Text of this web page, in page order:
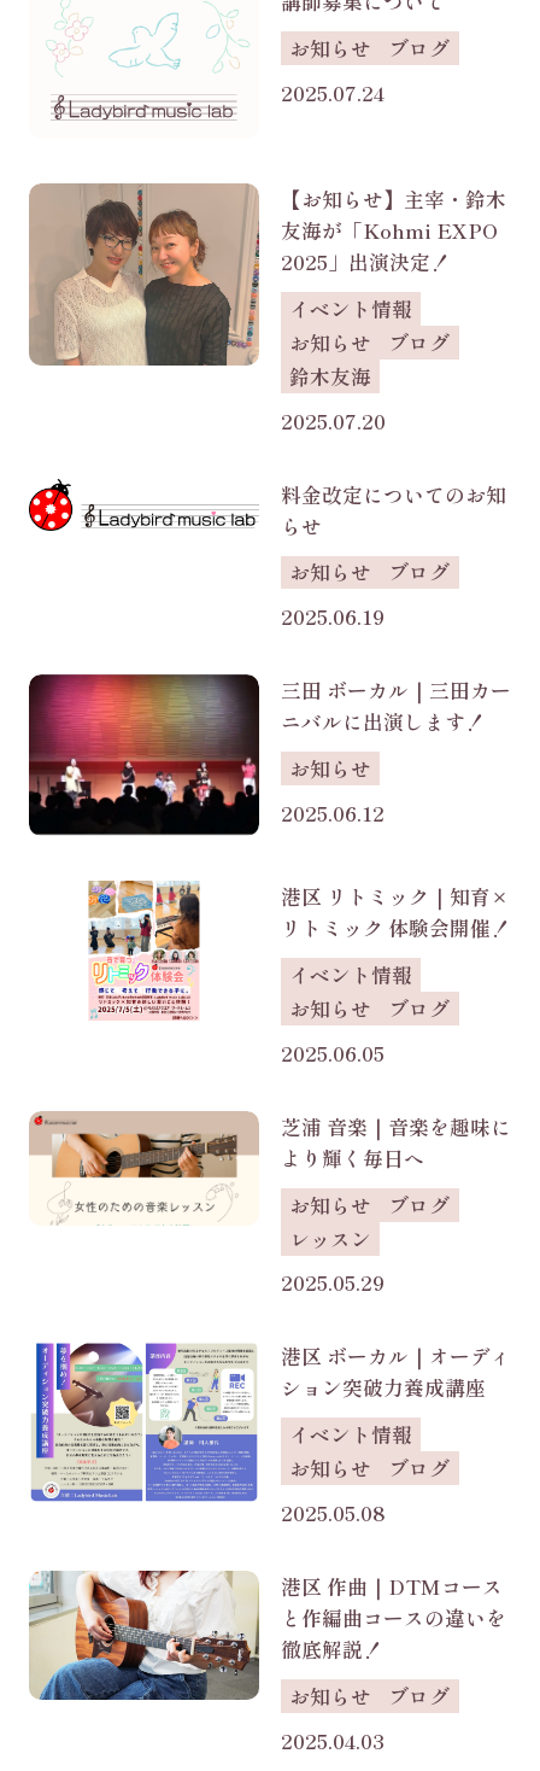
お知らせ
ブログ
2025.07.24
【お知らせ】主宰・鈴木
友海が「Kohmi EXPO
2025」出演決定！
イベント情報
お知らせ
ブログ
鈴木友海
2025.07.20
料金改定についてのお知
らせ
お知らせ
ブログ
2025.06.19
三田 ボーカル｜三田カー
ニバルに出演します！
お知らせ
2025.06.12
港区 リトミック｜知育×
リトミック 体験会開催！
イベント情報
お知らせ
ブログ
2025.06.05
芝浦 音楽｜音楽を趣味に
より輝く毎日へ
お知らせ
ブログ
レッスン
2025.05.29
港区 ボーカル｜オーディ
ション突破力養成講座
イベント情報
お知らせ
ブログ
2025.05.08
港区 作曲｜DTMコース
と作編曲コースの違いを
徹底解説！
お知らせ
ブログ
2025.04.03